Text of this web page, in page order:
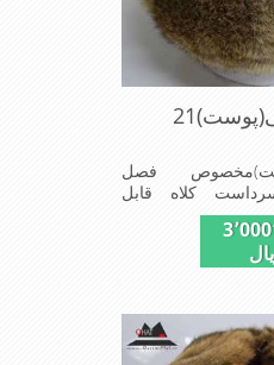
فصل
کلاه قابل
استفاده درسایزهای 58-59می باشد(فری
ازپوست طبیی(خَز)
آن ازجنس ساتن
سردزمستانی
روگرم نگاه می